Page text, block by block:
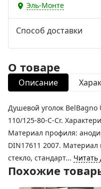
Эль-Монте
Способ доставки
О товаре
Описание
Душевой уголок BelBagno
110/125-80-C-Cr.
Материал профиля:
DIN17611 2007. Материал
стекло, стандарт... Читать
Похожие